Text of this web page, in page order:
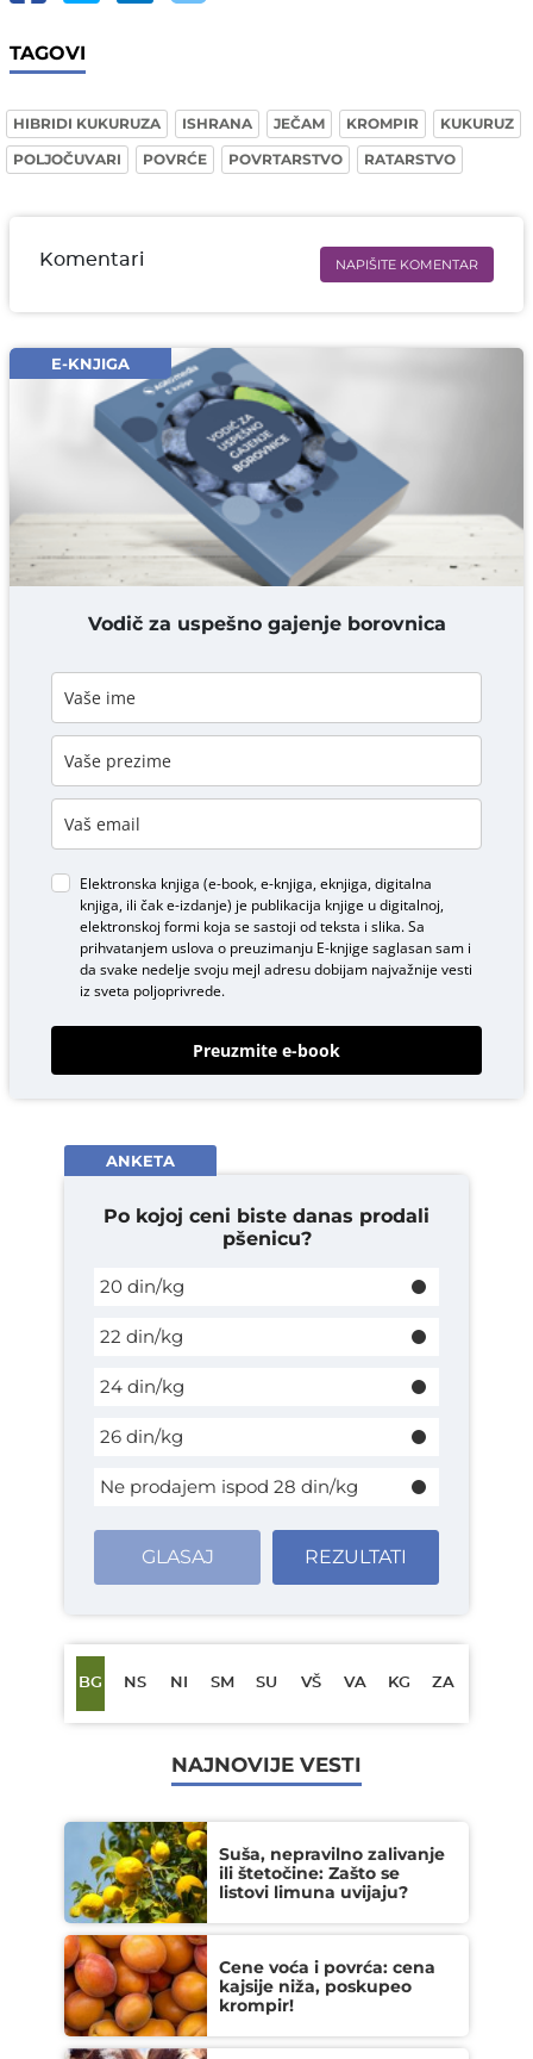
TAGOVI
HIBRIDI KUKURUZA ISHRANA JEČAM KROMPIR
KUKURUZ
POLJOČUVARI
POVRĆE POVRTARSTVO RATARSTVO
Komentari NAPIŠITE KOMENTAR
Email* obavezno
Komentar* obavezno
DODAJ KOMENTAR
E-KNJIGA
Vodič za uspešno gajenje borovnica
Elektronska knjiga (e-book, e-knjiga, eknjiga, digitalna
knjiga, ili čak e-izdanje) je publikacija knjige u digitalnoj,
elektronskoj formi koja se sastoji od teksta i slika. Sa
prihvatanjem uslova o preuzimanju E-knjigesaglasan sam i
da svake nedelje svoju mejl adresu dobijam najvažnije vesti
iz sveta poljoprivrede.
Preuzmite e-book
ANKETA
Po kojoj ceni biste danas prodali
pšenicu?
20 din/kg
22 din/kg
24 din/kg
26 din/kg
Ne prodajem ispod 28 din/kg
GLASAJ REZULTATI
BG NS NI SM SU VŠ VA KG ZA
NAJNOVIJE VESTI
Suša, nepravilno zalivanje
ili štetočine: Zašto se
listovi limuna uvijaju?
Cene voća i povrća: cena
kajsije niža, poskupeo
krompir!